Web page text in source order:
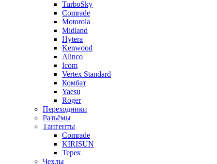
TurboSky
Comrade
Motorola
Midland
Hytera
Kenwood
Alinco
Icom
Vertex Standard
Комбат
Yaesu
Roger
Переходники
Разъёмы
Тангенты
Comrade
KIRISUN
Терек
Чехлы